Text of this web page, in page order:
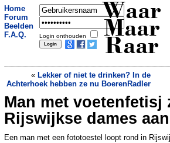
Home
Forum
Beelden
F.A.Q.
Login onthouden
Waar
Maar
Raar
« Lekker of niet te drinken? In de
Achterhoek hebben ze nu BoerenRadler
Hulpkreet in
toerist»
Man met voetenfetisj
Rijswijkse dames aan
Een man met een fototoestel loopt rond in